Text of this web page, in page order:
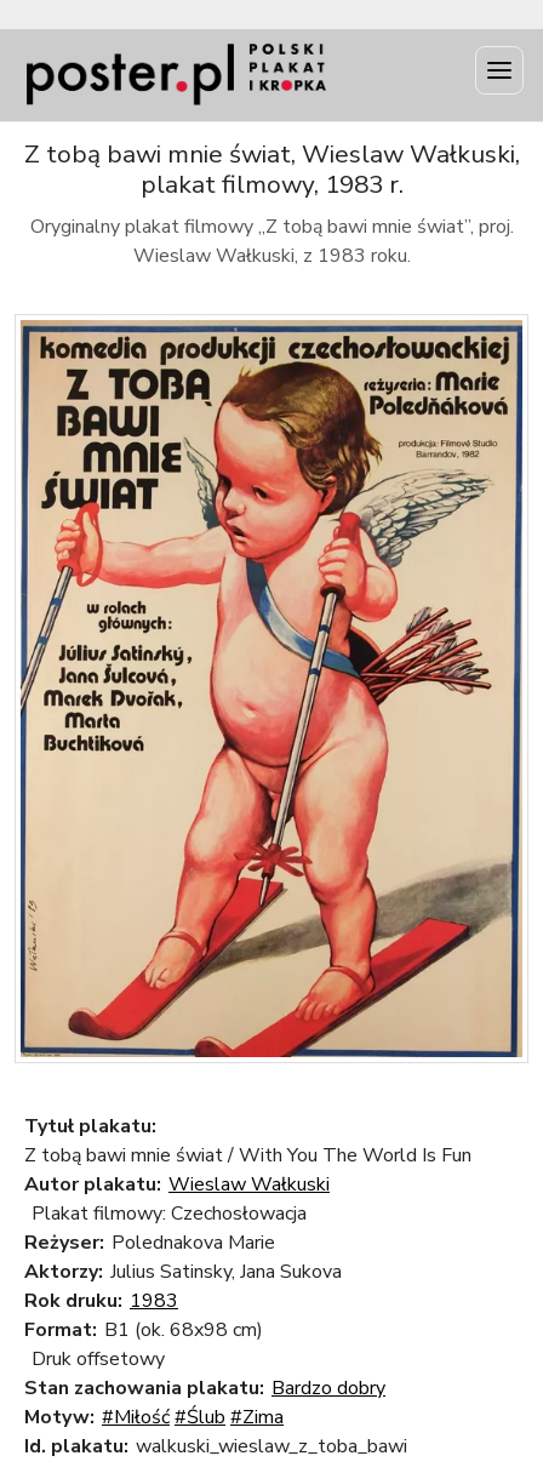
Z tobą bawi mnie świat, Wieslaw Wałkuski,
plakat filmowy, 1983 r.
Oryginalny plakat filmowy „Z tobą bawi mnie świat”, proj.
Wieslaw Wałkuski, z 1983 roku.
Tytuł plakatu:
Z tobą bawi mnie świat / With You The World Is Fun
Autor plakatu: Wieslaw Wałkuski
Plakat filmowy: Czechosłowacja
Reżyser: Polednakova Marie
Aktorzy: Julius Satinsky, Jana Sukova
Rok druku: 1983
Format: B1 (ok. 68x98 cm)
Druk offsetowy
Stan zachowania plakatu: Bardzo dobry
Motyw: #Miłość#Ślub #Zima
Id. plakatu: walkuski_wieslaw_z_toba_bawi